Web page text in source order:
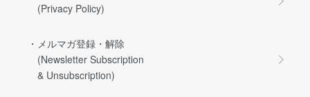
(Privacy Policy)
・メルマガ登録・解除
(Newsletter Subscription
& Unsubscription)